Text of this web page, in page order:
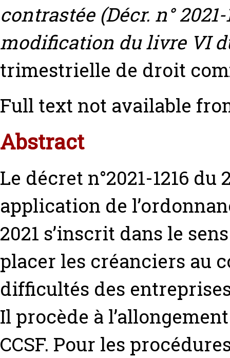
contrastée (Décr. n°
modification du livre VI
trimestrielle de droit
Full text not available
Abstract
Le décret n°2021-1216
application de
2021 s’inscrit dans le
placer les créanciers au
difficultés des
Il procède à
CCSF. Pour les